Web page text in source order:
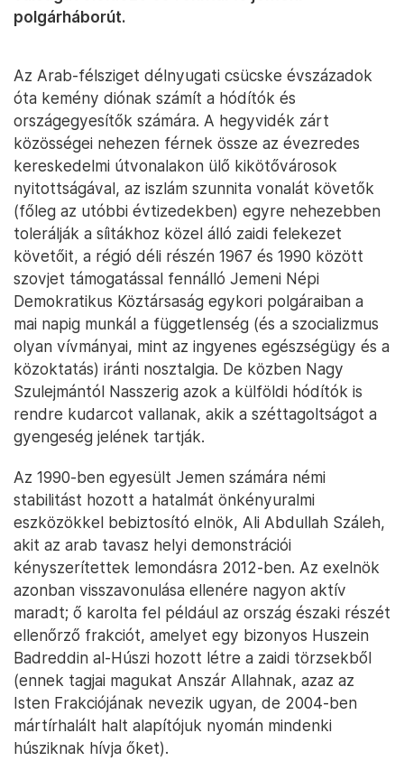
polgárháborút.
Az Arab-félsziget délnyugati csücske évszázadok
óta kemény diónak számít a hódítók és
országegyesítők számára. A hegyvidék zárt
közösségei nehezen férnek össze az évezredes
kereskedelmi útvonalakon ülő kikötővárosok
nyitottságával, az iszlám szunnita vonalát követők
(főleg az utóbbi évtizedekben) egyre nehezebben
tolerálják a síitákhoz közel álló zaidi felekezet
követőit, a régió déli részén 1967 és 1990 között
szovjet támogatással fennálló Jemeni Népi
Demokratikus Köztársaság egykori polgáraiban a
mai napig munkál a függetlenség (és a szocializmus
olyan vívmányai, mint az ingyenes egészségügy és a
közoktatás) iránti nosztalgia. De közben Nagy
Szulejmántól Nasszerig azok a külföldi hódítók is
rendre kudarcot vallanak, akik a széttagoltságot a
gyengeség jelének tartják.
Az 1990-ben egyesült Jemen számára némi
stabilitást hozott a hatalmát önkényuralmi
eszközökkel bebiztosító elnök, Ali Abdullah Száleh,
akit az arab tavasz helyi demonstrációi
kényszerítettek lemondásra 2012-ben. Az exelnök
azonban visszavonulása ellenére nagyon aktív
maradt; ő karolta fel például az ország északi részét
ellenőrző frakciót, amelyet egy bizonyos Huszein
Badreddin al-Húszi hozott létre a zaidi törzsekből
(ennek tagjai magukat Anszár Allahnak, azaz az
Isten Frakciójának nevezik ugyan, de 2004-ben
mártírhalált halt alapítójuk nyomán mindenki
húsziknak hívja őket).